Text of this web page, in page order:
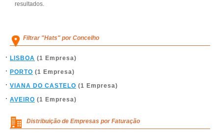
resultados.
Filtrar "Hats" por Concelho
LISBOA (1 Empresa)
PORTO (1 Empresa)
VIANA DO CASTELO (1 Empresa)
AVEIRO (1 Empresa)
Distribuição de Empresas por Faturação